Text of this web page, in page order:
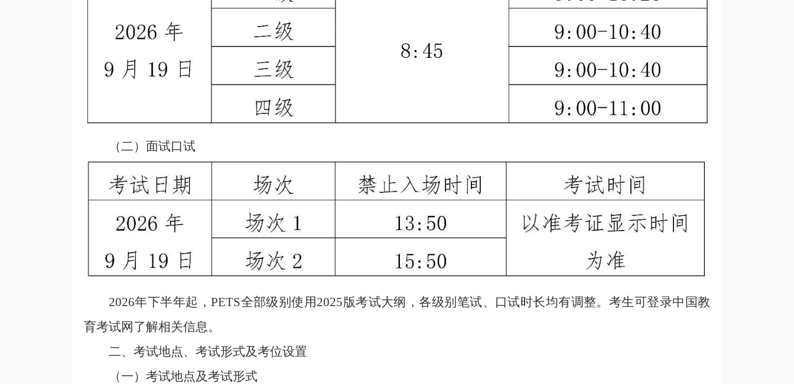
（二） 面试口试
2026年下半年起，PETS全部级别使用2025版考试大纲，各级别笔试、口试时长均有调整。考生可登录中国教
育考试网了解相关信息。
二、考试地点、考试形式及考位设置
（一）考试地点及考试形式